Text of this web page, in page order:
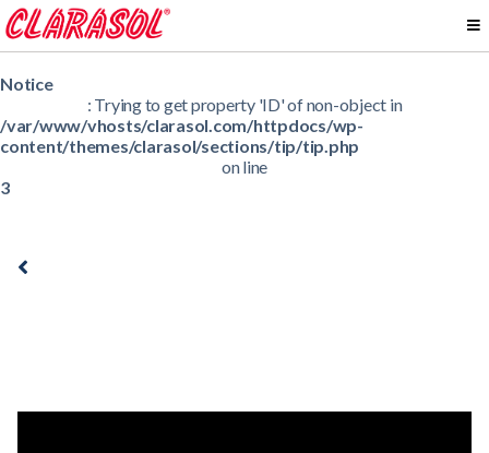
Notice
: Trying to get property 'ID' of non-object in
/var/www/vhosts/clarasol.com/httpdocs/wp-
content/themes/clarasol/sections/tip/tip.php
on line
3